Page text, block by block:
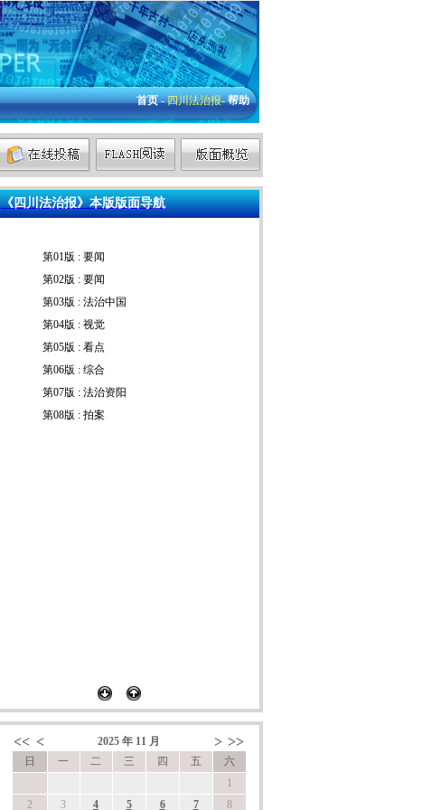
首页-四川法治报-帮助
《四川法治报》本版版面导航
第01版 : 要闻
第02版 : 要闻
第03版 : 法治中国
第04版 : 视觉
第05版 : 看点
第06版 : 综合
第07版 : 法治资阳
第08版 : 拍案